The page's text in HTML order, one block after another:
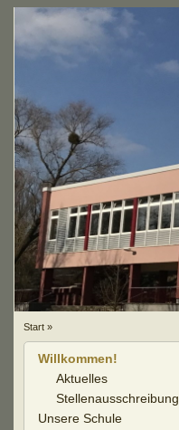
Start»
Willkommen!
Aktuelles
Stellenausschreibung
Unsere Schule